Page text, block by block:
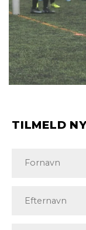
TILMELD